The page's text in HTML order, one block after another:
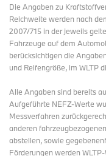
Die Angaben zu
Reichweite werden nach
2007/715 in der jeweils
Fahrzeuge auf dem
berücksichtigen die
und Reifengröße, im WLTP
Alle Angaben sind bereits
Aufgeführte NEFZ-Werte
Messverfahren
anderen
abstellen, sowie
Förderungen werden